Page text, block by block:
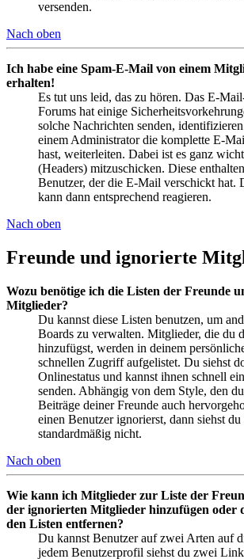
versenden.
Nach oben
Ich habe eine Spam-E-Mail von einem
erhalten!
Es tut uns leid, das zu hören. Das E-
Forums hat einige
solche Nachrichten senden,
einem Administrator die komplette E-
hast, weiterleiten. Dabei ist es ganz
(Headers) mitzuschicken. Diese
Benutzer, der die E-Mail verschickt hat.
kann dann entsprechend reagieren.
Nach oben
Freunde und ignorierte
Wozu benötige ich die Listen der Freunde
Mitglieder?
Du kannst diese Listen benutzen, um
Boards zu verwalten. Mitglieder, die du
hinzufügst, werden in deinem
schnellen Zugriff aufgelistet. Du siehst
Onlinestatus und kannst ihnen schnell
senden. Abhängig von dem Style, den
Beiträge deiner Freunde auch
einen Benutzer ignorierst, dann siehst
standardmäßig nicht.
Nach oben
Wie kann ich Mitglieder zur Liste der
der ignorierten Mitglieder hinzufügen oder
den Listen entfernen?
Du kannst Benutzer auf zwei Arten auf
jedem Benutzerprofil siehst du zwei